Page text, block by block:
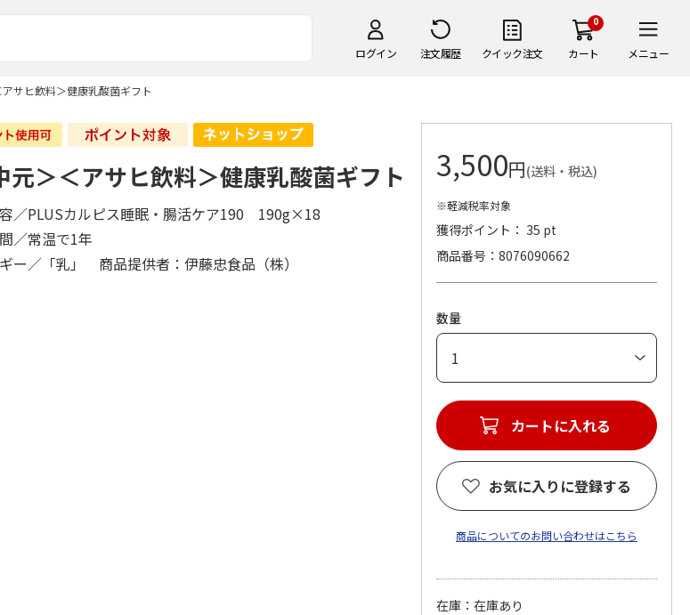
ログイン 注文履歴 クイック注文
0
カート メニュー
サヒ飲料＞健康乳酸菌ギフト
元＞＜アサヒ飲料＞健康乳酸菌ギフト
／PLUSカルピス睡眠・腸活ケア190 190g×18
／常温で1年
ー／「乳」 商品提供者：伊藤忠食品（株）
3,500円(送料・税込)
※軽減税率対象
獲得ポイント： 35 pt
商品番号
8076090662
数量
カートに入れる
お気に入りに登録する
商品についてのお問い合わせはこちら
在庫：在庫あり